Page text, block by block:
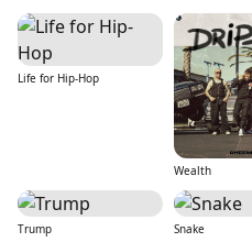
Life for Hip-Hop
Wealth
Trump Snake